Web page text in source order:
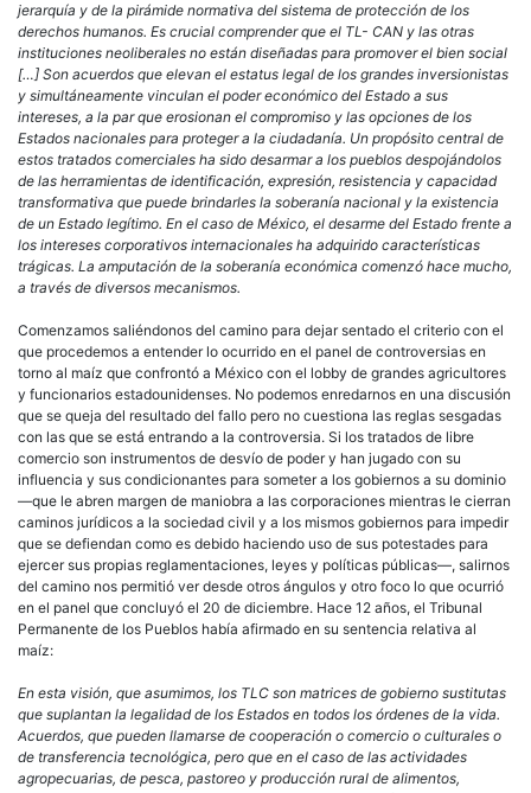
jerarquía y de la pirámide normativa del sistema de protección de los
derechos humanos. Es crucial comprender que el TL- CAN y las otras
instituciones neoliberales no están diseñadas para promover el bien social
[…] Son acuerdos que elevan el estatus legal de los grandes inversionistas
y simultáneamente vinculan el poder económico del Estado a sus
intereses, a la par que erosionan el compromiso y las opciones de los
Estados nacionales para proteger a la ciudadanía. Un propósito central de
estos tratados comerciales ha sido desarmar a los pueblos despojándolos
de las herramientas de identificación, expresión, resistencia y capacidad
transformativa que puede brindarles la soberanía nacional y la existencia
de un Estado legítimo. En el caso de México, el desarme del Estado frente a
los intereses corporativos internacionales ha adquirido características
trágicas. La amputación de la soberanía económica comenzó hace mucho,
a través de diversos mecanismos.
Comenzamos saliéndonos del camino para dejar sentado el criterio con el
que procedemos a entender lo ocurrido en el panel de controversias en
torno al maíz que confrontó a México con el lobby de grandes agricultores
y funcionarios estadounidenses. No podemos enredarnos en una discusión
que se queja del resultado del fallo pero no cuestiona las reglas sesgadas
con las que se está entrando a la controversia. Si los tratados de libre
comercio son instrumentos de desvío de poder y han jugado con su
influencia y sus condicionantes para someter a los gobiernos a su dominio
—que le abren margen de maniobra a las corporaciones mientras le cierran
caminos jurídicos a la sociedad civil y a los mismos gobiernos para impedir
que se defiendan como es debido haciendo uso de sus potestades para
ejercer sus propias reglamentaciones, leyes y políticas públicas—, salirnos
del camino nos permitió ver desde otros ángulos y otro foco lo que ocurrió
en el panel que concluyó el 20 de diciembre. Hace 12 años, el Tribunal
Permanente de los Pueblos había afirmado en su sentencia relativa al
maíz:
En esta visión, que asumimos, los TLC son matrices de gobierno sustitutas
que suplantan la legalidad de los Estados en todos los órdenes de la vida.
Acuerdos, que pueden llamarse de cooperación o comercio o culturales o
de transferencia tecnológica, pero que en el caso de las actividades
agropecuarias, de pesca, pastoreo y producción rural de alimentos,